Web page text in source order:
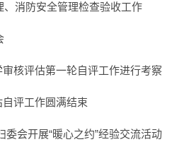
消防安全管理检查验收工作
核评估第一轮自评工作进行考察
评工作圆满结束
会开展“暖心之约”经验交流活动